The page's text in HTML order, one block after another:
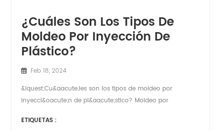
¿Cuáles Son Los Tipos De
Moldeo Por Inyección De
Plástico?
Feb 18, 2024
&iquest;Cu&aacute;les son los tipos de moldeo por
inyecci&oacute;n de pl&aacute;stico? Moldeo por
&uacute;nico para todos. Se pueden utilizar diferentes
ETIQUETAS :